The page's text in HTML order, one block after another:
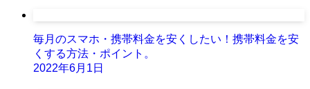
毎月のスマホ・携帯料金を安くしたい！携帯料金を安
くする方法・ポイント。
2022年6月1日